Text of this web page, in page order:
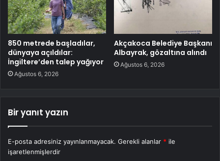
850 metrede başladılar,
dünyaya açıldılar:
İngiltere’den talep yağıyor
Ağustos 6, 2026
Akçakoca Belediye Başkanı
Albayrak, gözaltına alındı
Ağustos 6, 2026
Bir yanıt yazın
E-posta adresiniz yayınlanmayacak. Gerekli alanlar * ile
işaretlenmişlerdir